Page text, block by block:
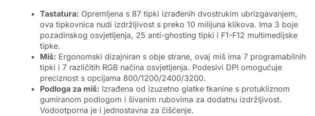
Tastatura: Opremljena s 87 tipki izrađenih dvostrukim ubrizgavanjem,
ova tipkovnica nudi izdržljivost s preko 10 milijuna klikova. Ima 3 boje
pozadinskog osvjetljenja, 25 anti-ghosting tipki i F1-F12 multimedijske
tipke.
Miš: Ergonomski dizajniran s obje strane, ovaj miš ima 7 programabilnih
tipki i 7 različitih RGB načina osvjetljenja. Podesivi DPI omogućuje
preciznost s opcijama 800/1200/2400/3200.
Podloga za miš: Izrađena od izuzetno glatke tkanine s protukliznom
gumiranom podlogom i šivanim rubovima za dodatnu izdržljivost.
Vodootporna je i jednostavna za čišćenje.